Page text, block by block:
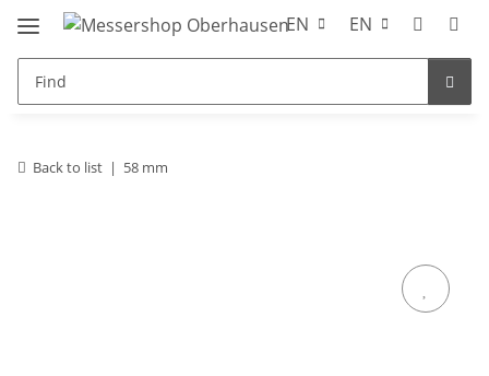
EN EN
Back to list 58 mm